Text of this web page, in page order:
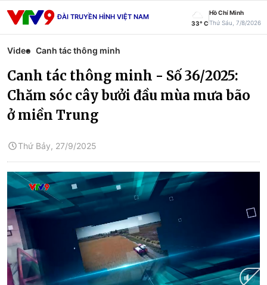
ĐÀI TRUYỀN HÌNH VIỆT NAM
33° C
Hồ Chí Minh
Thứ Sáu, 7/8/2026
Video Canh tác thông minh
Canh tác thông minh - Số 36/2025:
Chăm sóc cây bưởi đầu mùa mưa bão
ở miền Trung
Thứ Bảy, 27/9/2025